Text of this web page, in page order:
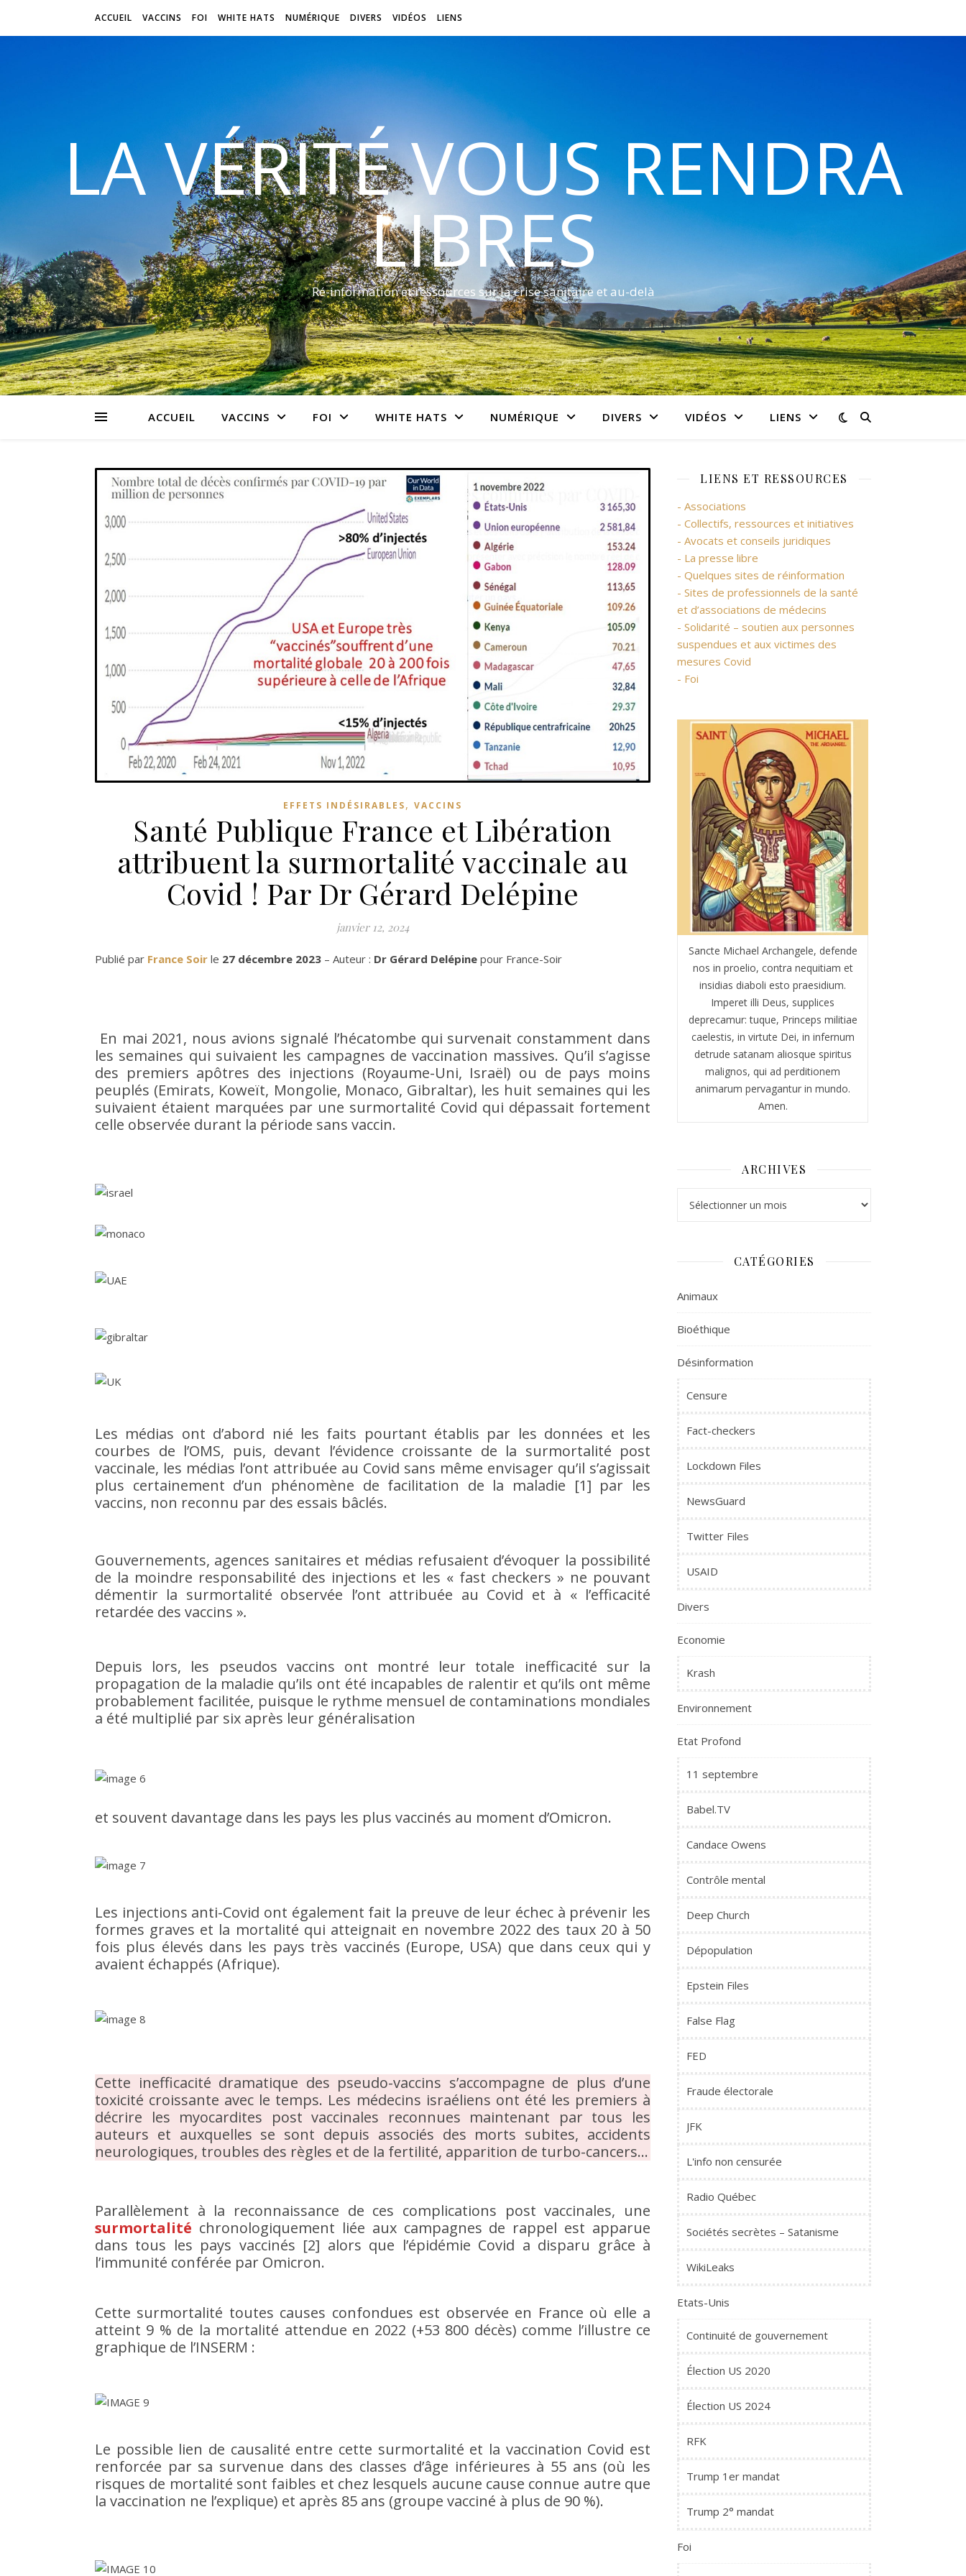
ACCUEIL VACCINS FOI WHITE HATS NUMÉRIQUE DIVERS VIDÉOS LIENS
LA VÉRITÉ VOUS RENDRA
LIBRES
Ré-information et ressources sur la crise sanitaire et au-delà
ACCUEIL VACCINS FOI WHITE HATS NUMÉRIQUE DIVERS VIDÉOS LIENS
EFFETS INDÉSIRABLES, VACCINS
Santé Publique France et Libération
attribuent la surmortalité vaccinale au
Covid ! Par Dr Gérard Delépine
janvier 12, 2024
Publié par France Soir le 27 décembre 2023 – Auteur : Dr Gérard Delépine pour France-Soir
En mai 2021, nous avions signalé l’hécatombe qui survenait constamment dans
les semaines qui suivaient les campagnes de vaccination massives. Qu’il s’agisse
des premiers apôtres des injections (Royaume-Uni, Israël) ou de pays moins
peuplés (Emirats, Koweït, Mongolie, Monaco, Gibraltar), les huit semaines qui les
suivaient étaient marquées par une surmortalité Covid qui dépassait fortement
celle observée durant la période sans vaccin.
Les médias ont d’abord nié les faits pourtant établis par les données et les
courbes de l’OMS, puis, devant l’évidence croissante de la surmortalité post
vaccinale, les médias l’ont attribuée au Covid sans même envisager qu’il s’agissait
plus certainement d’un phénomène de facilitation de la maladie [1] par les
vaccins, non reconnu par des essais bâclés.
Gouvernements, agences sanitaires et médias refusaient d’évoquer la possibilité
de la moindre responsabilité des injections et les « fast checkers » ne pouvant
démentir la surmortalité observée l’ont attribuée au Covid et à « l’efficacité
retardée des vaccins ».
Depuis lors, les pseudos vaccins ont montré leur totale inefficacité sur la
propagation de la maladie qu’ils ont été incapables de ralentir et qu’ils ont même
probablement facilitée, puisque le rythme mensuel de contaminations mondiales
a été multiplié par six après leur généralisation
et souvent davantage dans les pays les plus vaccinés au moment d’Omicron.
Les injections anti-Covid ont également fait la preuve de leur échec à prévenir les
formes graves et la mortalité qui atteignait en novembre 2022 des taux 20 à 50
fois plus élevés dans les pays très vaccinés (Europe, USA) que dans ceux qui y
avaient échappés (Afrique).
Cette inefficacité dramatique des pseudo-vaccins s’accompagne de plus d’une
toxicité croissante avec le temps. Les médecins israéliens ont été les premiers à
décrire les myocardites post vaccinales reconnues maintenant par tous les
auteurs et auxquelles se sont depuis associés des morts subites, accidents
neurologiques, troubles des règles et de la fertilité, apparition de turbo-cancers…
Parallèlement à la reconnaissance de ces complications post vaccinales, une
surmortalité chronologiquement liée aux campagnes de rappel est apparue
dans tous les pays vaccinés [2] alors que l’épidémie Covid a disparu grâce à
l’immunité conférée par Omicron.
Cette surmortalité toutes causes confondues est observée en France où elle a
atteint 9 % de la mortalité attendue en 2022 (+53 800 décès) comme l’illustre ce
graphique de l’INSERM :
Le possible lien de causalité entre cette surmortalité et la vaccination Covid est
renforcée par sa survenue dans des classes d’âge inférieures à 55 ans (où les
risques de mortalité sont faibles et chez lesquels aucune cause connue autre que
la vaccination ne l’explique) et après 85 ans (groupe vacciné à plus de 90 %).
LIENS ET RESSOURCES
- Associations
- Collectifs, ressources et initiatives
- Avocats et conseils juridiques
- La presse libre
- Quelques sites de réinformation
- Sites de professionnels de la santé
et d’associations de médecins
- Solidarité – soutien aux personnes
suspendues et aux victimes des
mesures Covid
- Foi
Sancte Michael Archangele, defende
nos in proelio, contra nequitiam et
insidias diaboli esto praesidium.
Imperet illi Deus, supplices
deprecamur: tuque, Princeps militiae
caelestis, in virtute Dei, in infernum
detrude satanam aliosque spiritus
malignos, qui ad perditionem
animarum pervagantur in mundo.
Amen.
ARCHIVES
CATÉGORIES
Animaux
Bioéthique
Désinformation
Censure
Fact-checkers
Lockdown Files
NewsGuard
Twitter Files
USAID
Divers
Economie
Krash
Environnement
Etat Profond
11 septembre
Babel.TV
Candace Owens
Contrôle mental
Deep Church
Dépopulation
Epstein Files
False Flag
FED
Fraude électorale
JFK
L'info non censurée
Radio Québec
Sociétés secrètes – Satanisme
WikiLeaks
Etats-Unis
Continuité de gouvernement
Élection US 2020
Élection US 2024
RFK
Trump 1er mandat
Trump 2° mandat
Foi